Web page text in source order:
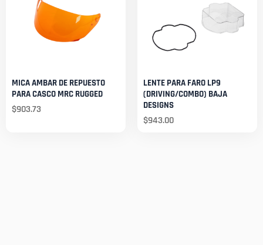
MICA AMBAR DE REPUESTO
PARA CASCO MRC RUGGED
$903.73
LENTE PARA FARO LP9
(DRIVING/COMBO) BAJA
DESIGNS
$943.00